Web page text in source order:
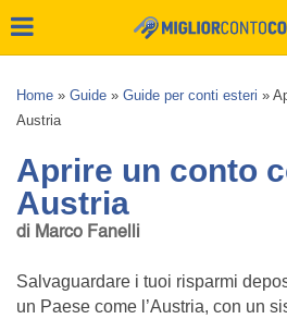
Home » Guide » Guide per conti esteri »
Austria
Aprire un conto
Austria
di Marco Fanelli
Salvaguardare i tuoi risparmi
un Paese come l’Austria, con un